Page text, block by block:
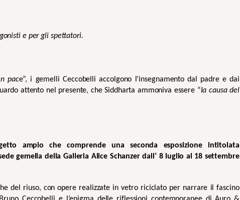
e per gli spettatori.
pace”, i gemelli Ceccobelli accolgono l’insegnamento dal padre e dai
attento nel presente, che Siddharta ammoniva essere “la causa del
gemella della Galleria Alice Schanzer dall’ 8 luglio al 18 settembre
del riuso, con opere realizzate in vetro riciclato per narrare il fascino